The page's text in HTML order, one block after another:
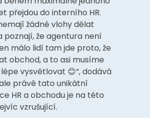
přejdou do interního HR.
žádné vlohy dělat
poznají, že agentura není
málo lidí tam jde proto, že
obchod, a to asi musíme
vysvětlovat 😊“, dodává
právě tato unikátní
HR a obchodu je na této
vzrušující.